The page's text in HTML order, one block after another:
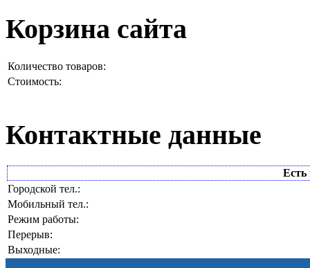
Корзина сайта
Количество товаров:
Стоимость:
Контактные данные
Есть
Городской тел.:
Мобильный тел.:
Режим работы:
Перерыв:
Выходные: